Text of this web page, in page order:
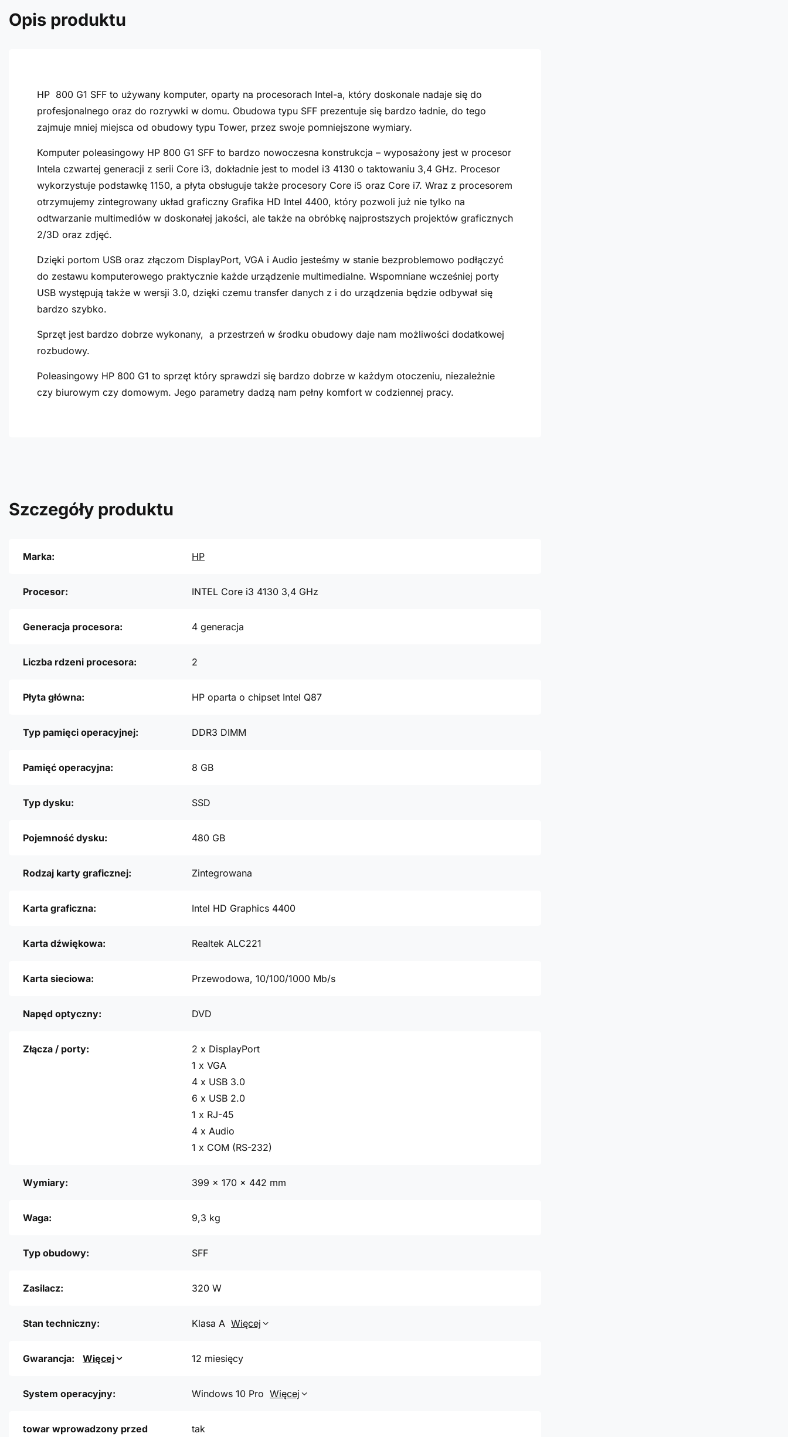
Opis produktu
HP 800 G1 SFF to używany komputer, oparty na procesorach Intel-a, który doskonale nadaje się do
profesjonalnego oraz do rozrywki w domu. Obudowa typu SFF prezentuje się bardzo ładnie, do tego
zajmuje mniej miejsca od obudowy typu Tower, przez swoje pomniejszone wymiary.
Komputer poleasingowy HP 800 G1 SFF to bardzo nowoczesna konstrukcja – wyposażony jest w procesor
Intela czwartej generacji z serii Core i3, dokładnie jest to model i3 4130 o taktowaniu 3,4 GHz. Procesor
wykorzystuje podstawkę 1150, a płyta obsługuje także procesory Core i5 oraz Core i7. Wraz z procesorem
otrzymujemy zintegrowany układ graficzny Grafika HD Intel 4400, który pozwoli już nie tylko na
odtwarzanie multimediów w doskonałej jakości, ale także na obróbkę najprostszych projektów graficznych
2/3D oraz zdjęć.
Dzięki portom USB oraz złączom DisplayPort, VGA i Audio jesteśmy w stanie bezproblemowo podłączyć
do zestawu komputerowego praktycznie każde urządzenie multimedialne. Wspomniane wcześniej porty
USB występują także w wersji 3.0, dzięki czemu transfer danych z i do urządzenia będzie odbywał się
bardzo szybko.
Sprzęt jest bardzo dobrze wykonany, a przestrzeń w środku obudowy daje nam możliwości dodatkowej
rozbudowy.
Poleasingowy HP 800 G1 to sprzęt który sprawdzi się bardzo dobrze w każdym otoczeniu, niezależnie
czy biurowym czy domowym. Jego parametry dadzą nam pełny komfort w codziennej pracy.
Szczegóły produktu
Marka: HP
Procesor: INTEL Core i3 4130 3,4 GHz
Generacja procesora: 4 generacja
Liczba rdzeni procesora: 2
Płyta główna: HP oparta o chipset Intel Q87
Typ pamięci operacyjnej: DDR3 DIMM
Pamięć operacyjna: 8 GB
Typ dysku: SSD
Pojemność dysku: 480 GB
Rodzaj karty graficznej: Zintegrowana
Karta graficzna: Intel HD Graphics 4400
Karta dźwiękowa: Realtek ALC221
Karta sieciowa: Przewodowa, 10/100/1000 Mb/s
Napęd optyczny: DVD
Złącza / porty:
2 x DisplayPort
1 x VGA
4 x USB 3.0
6 x USB 2.0
1 x RJ-45
4 x Audio
1 x COM (RS-232)
Wymiary: 399 x 170 x 442 mm
Waga: 9,3 kg
Typ obudowy: SFF
Zasilacz: 320 W
Stan techniczny: Klasa A Więcej
Gwarancja: Więcej 12 miesięcy
System operacyjny: Windows 10 Pro Więcej
towar wprowadzony przed tak